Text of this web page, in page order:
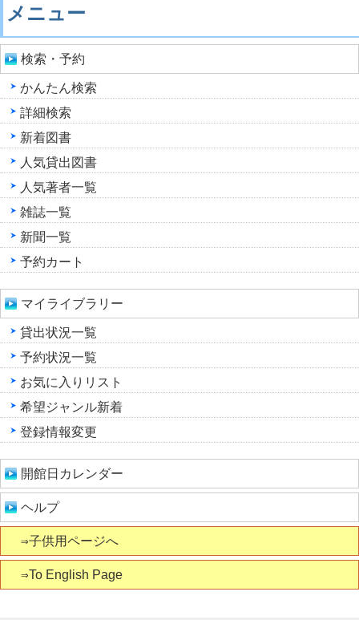
メニュー
検索・予約
かんたん検索
詳細検索
新着図書
人気貸出図書
人気著者一覧
雑誌一覧
新聞一覧
予約カート
マイライブラリー
貸出状況一覧
予約状況一覧
お気に入りリスト
希望ジャンル新着
登録情報変更
開館日カレンダー
ヘルプ
⇒子供用ページへ
⇒To English Page